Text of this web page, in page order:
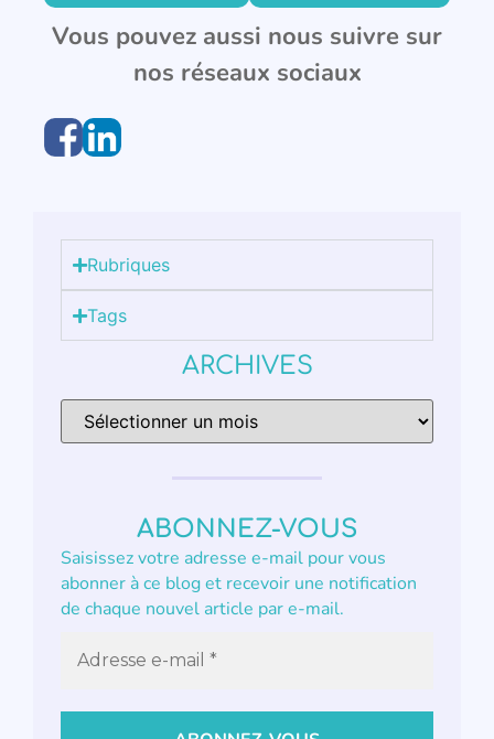
Vous pouvez aussi nous suivre sur
nos réseaux sociaux
Rubriques
Tags
ARCHIVES
ABONNEZ-VOUS
Saisissez votre adresse e-mail pour vous
abonner à ce blog et recevoir une notification
de chaque nouvel article par e-mail.